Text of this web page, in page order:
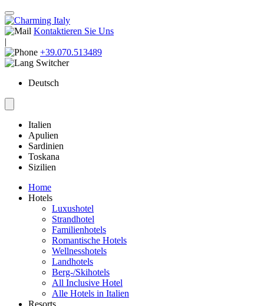
Kontaktieren Sie Uns
|
+39.070.513489
Deutsch
Italien
Apulien
Sardinien
Toskana
Sizilien
Home
Hotels
Luxushotel
Strandhotel
Familienhotels
Romantische Hotels
Wellnesshotels
Landhotels
Berg-/Skihotels
All Inclusive Hotel
Alle Hotels in Italien
Resorts